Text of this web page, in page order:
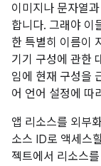
이미지나 문자열
합니다. 그래야 이
한 특별히 이름이
기기 구성에 관한
임에 현재 구성을
어 언어 설정에 따
앱 리소스를 외부
소스 ID로 액세스
젝트에서 리소스